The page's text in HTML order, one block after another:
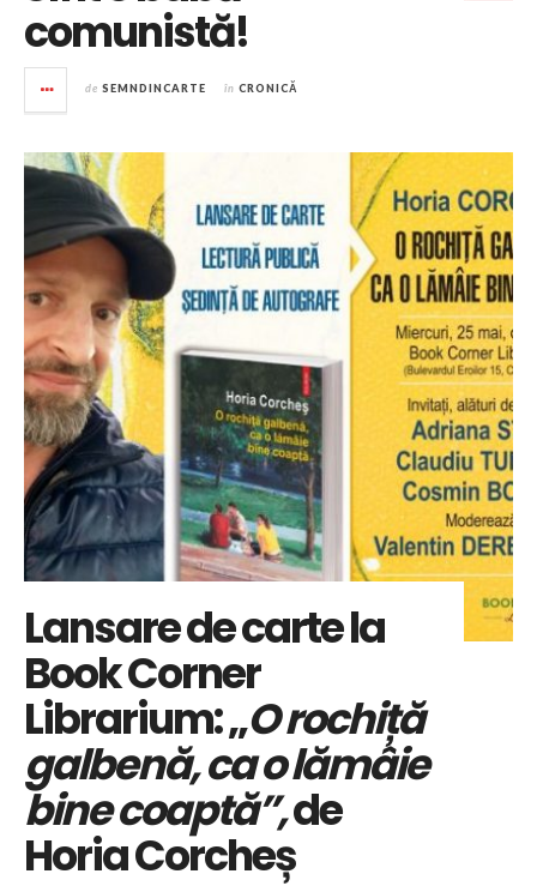
comunistă!
de SEMNDINCARTE în CRONICĂ
Lansare de carte la
Book Corner
Librarium: „O rochiță
galbenă, ca o lămâie
bine coaptă”,de
Horia Corcheș